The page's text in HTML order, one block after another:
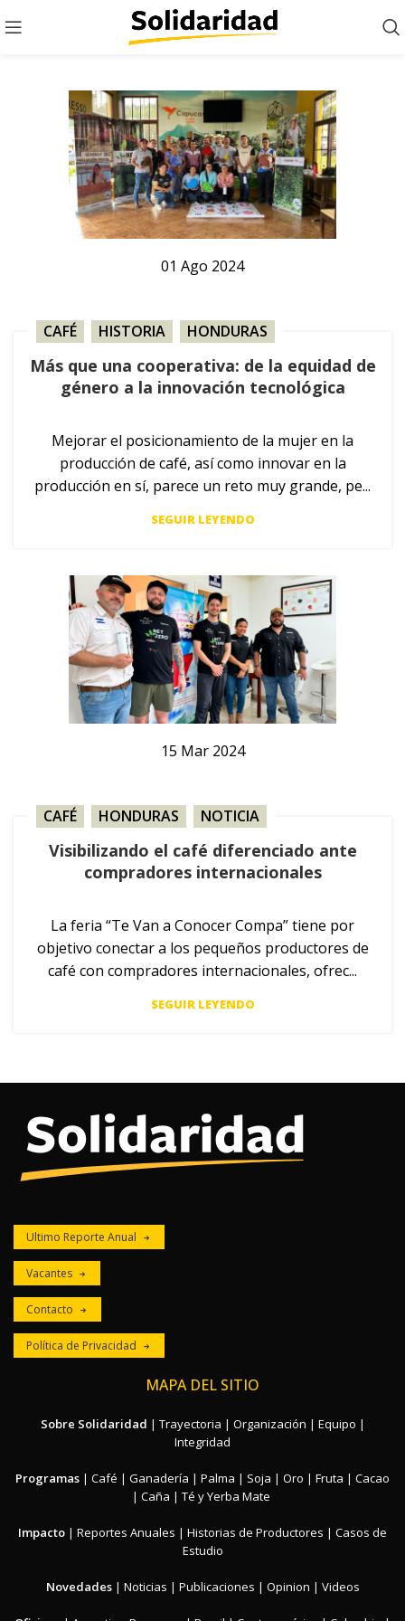
01 Ago 2024
CAFÉ HISTORIA HONDURAS
Más que una cooperativa: de la equidad de
género a la innovación tecnológica
Mejorar el posicionamiento de la mujer en la
producción de café, así como innovar en la
producción en sí, parece un reto muy grande, pe...
SEGUIR LEYENDO
15 Mar 2024
CAFÉ HONDURAS NOTICIA
Visibilizando el café diferenciado ante
compradores internacionales
La feria “Te Van a Conocer Compa” tiene por
objetivo conectar a los pequeños productores de
café con compradores internacionales, ofrec...
SEGUIR LEYENDO
Ultimo Reporte Anual
Vacantes
Contacto
Política de Privacidad
MAPA DEL SITIO
Sobre Solidaridad | Trayectoria | Organización | Equipo |
Integridad
Programas | Café | Ganadería | Palma | Soja | Oro | Fruta | Cacao
| Caña | Té y Yerba Mate
Impacto | Reportes Anuales | Historias de Productores | Casos de
Estudio
Novedades| Noticias | Publicaciones | Opinion | Videos